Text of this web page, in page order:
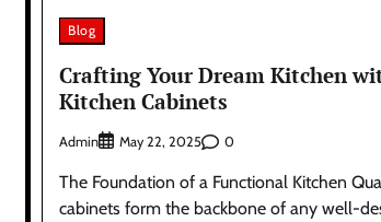
Blog
Crafting Your Dream Kitchen
Kitchen Cabinets
Admin May 22, 2025 0
The Foundation of a Functional Kitchen
cabinets form the backbone of any well-